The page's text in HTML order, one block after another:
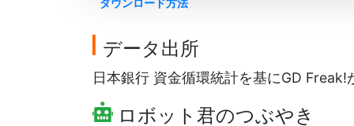
ダウンロード方法
データ出所
日本銀行 資金循環統計を基にGD Freak!
ロボット君のつぶやき